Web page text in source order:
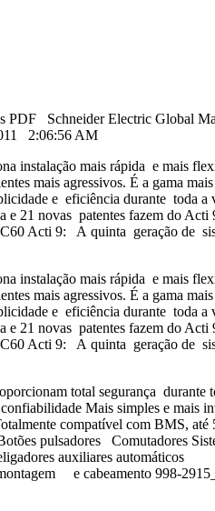
PDF Schneider Electric Global
2:06:56 AM
instalação mais rápida e mais
mais agressivos. É a gama
e eficiência durante toda a
e 21 novas patentes fazem do Acti
Acti 9: A quinta geração de
instalação mais rápida e mais
mais agressivos. É a gama
e eficiência durante toda a
e 21 novas patentes fazem do Acti
Acti 9: A quinta geração de
total segurança durante
Mais simples e mais
compatível com BMS, até
pulsadores Comutadores
auxiliares automáticos
e cabeamento 998-